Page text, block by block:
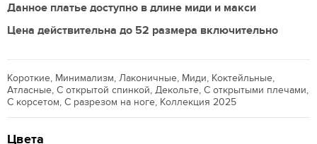
Данное платье доступно в длине миди и макси
Цена действительна до 52 размера включительно
Короткие, Минимализм, Лаконичные, Миди, Коктейльные,
Атласные, С открытой спинкой, Декольте, С открытыми плечами,
С корсетом, С разрезом на ноге, Коллекция 2025
Цвета